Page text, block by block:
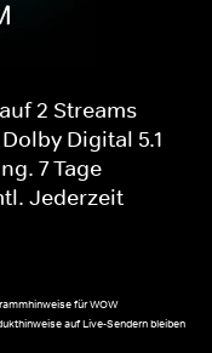
2 Streams
Digital 5.1
7 Tage
Jederzeit
für WOW
auf Live-Sendern bleiben